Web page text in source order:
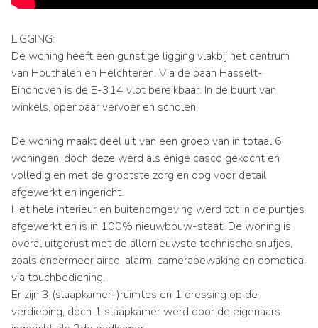
LIGGING:
De woning heeft een gunstige ligging vlakbij het centrum
van Houthalen en Helchteren. Via de baan Hasselt-
Eindhoven is de E-314 vlot bereikbaar. In de buurt van
winkels, openbaar vervoer en scholen.
De woning maakt deel uit van een groep van in totaal 6
woningen, doch deze werd als enige casco gekocht en
volledig en met de grootste zorg en oog voor detail
afgewerkt en ingericht.
Het hele interieur en buitenomgeving werd tot in de puntjes
afgewerkt en is in 100% nieuwbouw-staat! De woning is
overal uitgerust met de allernieuwste technische snufjes,
zoals ondermeer airco, alarm, camerabewaking en domotica
via touchbediening.
Er zijn 3 (slaapkamer-)ruimtes en 1 dressing op de
verdieping, doch 1 slaapkamer werd door de eigenaars